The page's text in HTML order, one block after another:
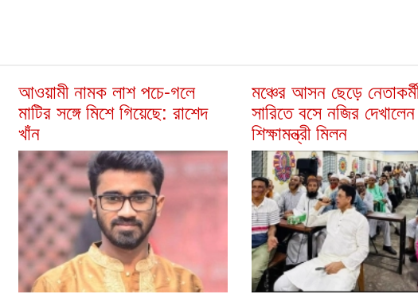
আওয়ামী নামক লাশ পচে-গলে
মাটির সঙ্গে মিশে গিয়েছে: রাশেদ
খাঁন
মঞ্চের আসন ছেড়ে
সারিতে বসে নজির দেখালেন
শিক্ষামন্ত্রী মিলন